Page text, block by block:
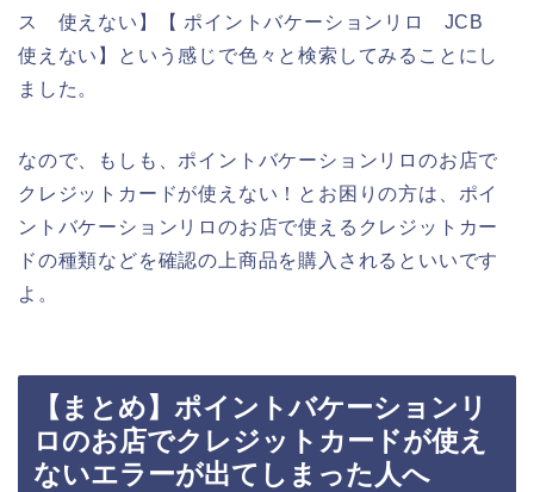
ス 使えない】【 ポイントバケーションリロ JCB
使えない】という感じで色々と検索してみることにし
ました。
なので、もしも、ポイントバケーションリロのお店で
クレジットカードが使えない！とお困りの方は、ポイ
ントバケーションリロのお店で使えるクレジットカー
ドの種類などを確認の上商品を購入されるといいです
よ。
【まとめ】ポイントバケーションリ
ロのお店でクレジットカードが使え
ないエラーが出てしまった人へ